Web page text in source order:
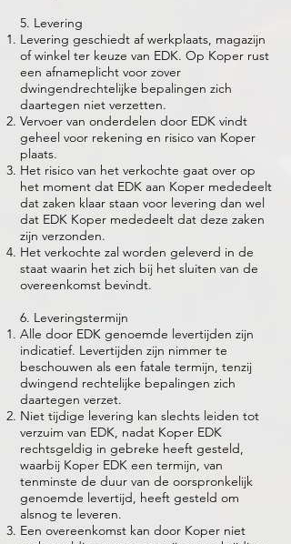
5. Levering
Levering geschiedt af werkplaats, magazijn
of winkel ter keuze van EDK. Op Koper rust
een afnameplicht voor zover
dwingendrechtelijke bepalingen zich
daartegen niet verzetten.
Vervoer van onderdelen door EDK vindt
geheel voor rekening en risico van Koper
plaats.
Het risico van het verkochte gaat over op
het moment dat EDK aan Koper mededeelt
dat zaken klaar staan voor levering dan wel
dat EDK Koper mededeelt dat deze zaken
zijn verzonden.
Het verkochte zal worden geleverd in de
staat waarin het zich bij het sluiten van de
overeenkomst bevindt.
6. Leveringstermijn
Alle door EDK genoemde levertijden zijn
indicatief. Levertijden zijn nimmer te
beschouwen als een fatale termijn, tenzij
dwingend rechtelijke bepalingen zich
daartegen verzet.
Niet tijdige levering kan slechts leiden tot
verzuim van EDK, nadat Koper EDK
rechtsgeldig in gebreke heeft gesteld,
waarbij Koper EDK een termijn, van
tenminste de duur van de oorspronkelijk
genoemde levertijd, heeft gesteld om
alsnog te leveren.
Een overeenkomst kan door Koper niet